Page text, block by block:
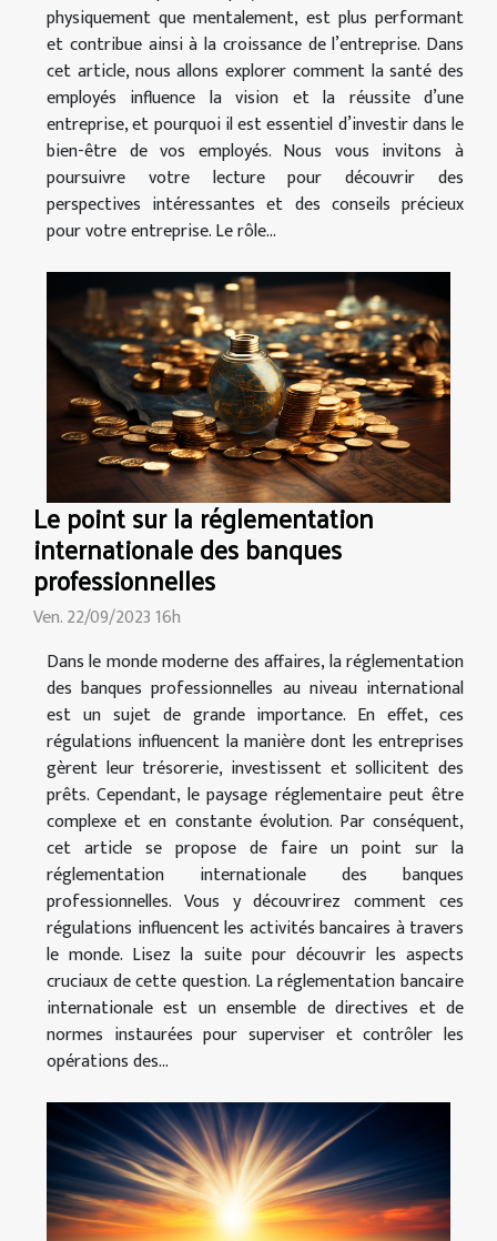
physiquement que mentalement, est plus performant
et contribue ainsi à la croissance de l’entreprise. Dans
cet article, nous allons explorer comment la santé des
employés influence la vision et la réussite d’une
entreprise, et pourquoi il est essentiel d’investir dans le
bien-être de vos employés. Nous vous invitons à
poursuivre votre lecture pour découvrir des
perspectives intéressantes et des conseils précieux
pour votre entreprise. Le rôle...
Le point sur la réglementation
internationale des banques
professionnelles
Ven. 22/09/2023 16h
Dans le monde moderne des affaires, la réglementation
des banques professionnelles au niveau international
est un sujet de grande importance. En effet, ces
régulations influencent la manière dont les entreprises
gèrent leur trésorerie, investissent et sollicitent des
prêts. Cependant, le paysage réglementaire peut être
complexe et en constante évolution. Par conséquent,
cet article se propose de faire un point sur la
réglementation internationale des banques
professionnelles. Vous y découvrirez comment ces
régulations influencent les activités bancaires à travers
le monde. Lisez la suite pour découvrir les aspects
cruciaux de cette question. La réglementation bancaire
internationale est un ensemble de directives et de
normes instaurées pour superviser et contrôler les
opérations des...